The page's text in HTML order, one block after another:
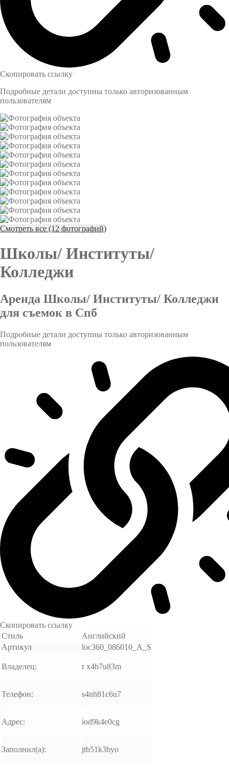
Скопировать ссылку
Подробные детали доступны только авторизованным
пользователям
Смотреть все (12 фотографий)
Школы/ Институты/
Колледжи
Аренда Школы/ Институты/ Колледжи
для съемок в Спб
Подробные детали доступны только авторизованным
пользователям
Скопировать ссылку
Стиль
Английский
Артикул
loc360_086010_A_S
Владелец: r x4h7u83m
Телефон: s4nh81c6u7
Адрес: iod9k4e0cg
Заполнил(а): jtb51k3hyo